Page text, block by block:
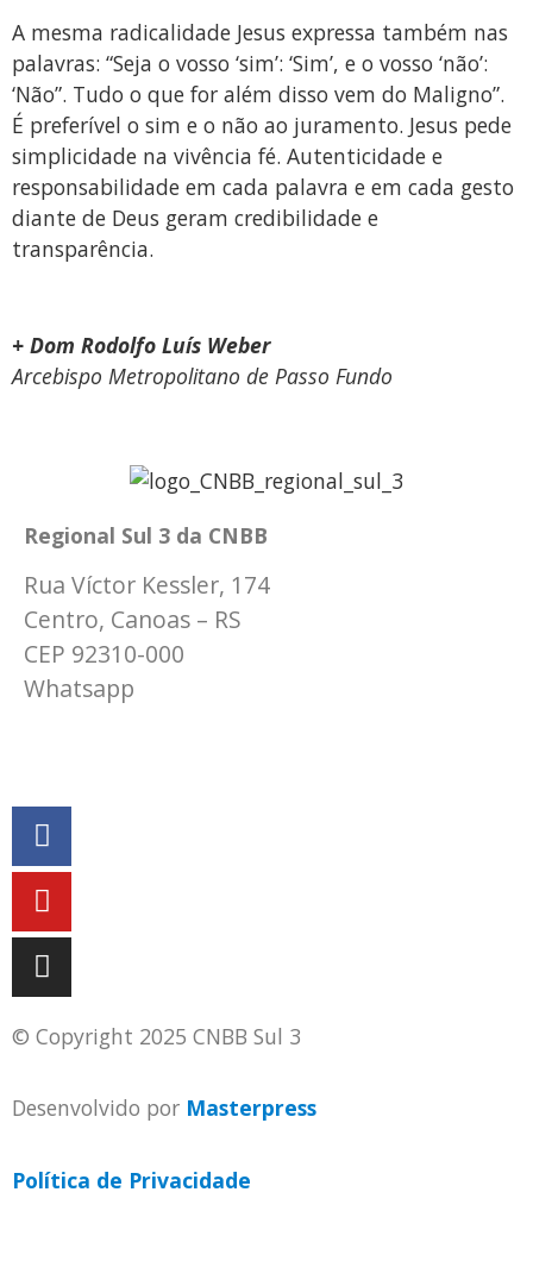
A mesma radicalidade Jesus expressa também nas
palavras: “Seja o vosso ‘sim’: ‘Sim’, e o vosso ‘não’:
‘Não”. Tudo o que for além disso vem do Maligno”.
É preferível o sim e o não ao juramento. Jesus pede
simplicidade na vivência fé. Autenticidade e
responsabilidade em cada palavra e em cada gesto
diante de Deus geram credibilidade e
transparência.
+ Dom Rodolfo Luís Weber
Arcebispo Metropolitano de Passo Fundo
Regional Sul 3 da CNBB
Rua Víctor Kessler, 174
Centro, Canoas – RS
CEP 92310-000
Whatsapp
© Copyright 2025 CNBB Sul 3
Desenvolvido por Masterpress
Política de Privacidade